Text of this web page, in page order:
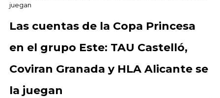
juegan
Las cuentas de la Copa Princesa
en el grupo Este: TAU Castelló,
Coviran Granada y HLA Alicante se
la juegan